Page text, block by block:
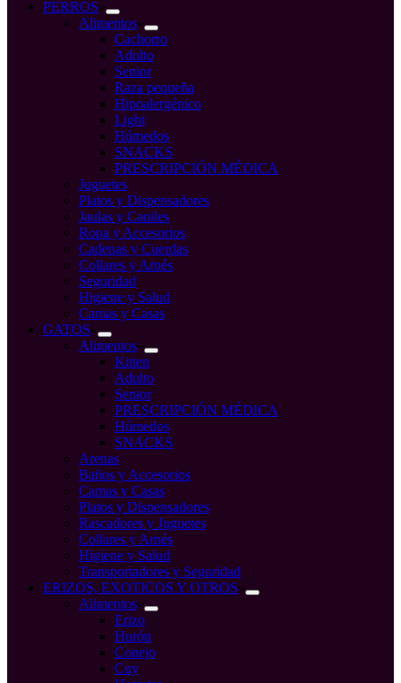
compraPERROS
Alimentos
Cachorro
Adulto
Senior
Raza pequeña
Hipoalergénico
Light
Húmedos
SNACKS
PRESCRIPCIÓN MÉDICA
Juguetes
Platos y Dispensadores
Jaulas y Caniles
Ropa y Accesorios
Cadenas y Cuerdas
Collares y Arnés
Seguridad
Higiene y Salud
Camas y Casas
GATOS
Alimentos
Kitten
Adulto
Senior
PRESCRIPCIÓN MÉDICA
Húmedos
SNACKS
Arenas
Baños y Accesorios
Camas y Casas
Platos y Dispensadores
Rascadores y Juguetes
Collares y Arnés
Higiene y Salud
Transportadores y Seguridad
ERIZOS, EXOTICOS Y OTROS
Alimentos
Erizo
Hurón
Conejo
Cuy